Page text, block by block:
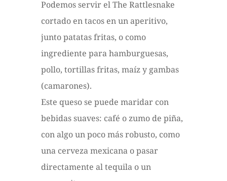
Podemos servir el The Rattlesnake
cortado en tacos en un aperitivo,
junto patatas fritas, o como
ingrediente para hamburguesas,
pollo, tortillas fritas, maíz y gambas
(camarones).
Este queso se puede maridar con
bebidas suaves: café o zumo de piña,
con algo un poco más robusto, como
una cerveza mexicana o pasar
directamente al tequila o un